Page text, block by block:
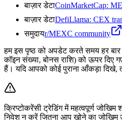
बाज़ार डेटाCoinMarketCap:
बाज़ार डेटाDefiLlama: CEX
समुदायr/MEXC community
हम इस पृष्ठ को अपडेट करते समय हर
कॉइन संख्या, बोनस राशि) को ऊपर दिए
हैं। यदि आपको कोई पुराना आँकड़ा दिखे,
क्रिप्टोकरेंसी ट्रेडिंग में महत्वपूर्ण
निवेश न करें जितना आप खोने का जोखिम